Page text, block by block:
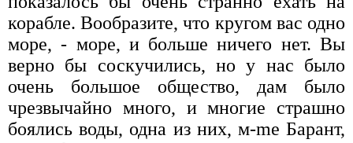
корабле. Вообразите, что кругом вас одно
море, - море, и больше ничего нет. Вы
верно бы соскучились, но у нас было
очень большое общество, дам было
чрезвычайно много, и многие страшно
боялись воды, одна из них, м-me Барант,